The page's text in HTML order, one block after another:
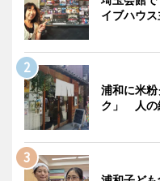
イブハウ
浦和に米
ク」 人の